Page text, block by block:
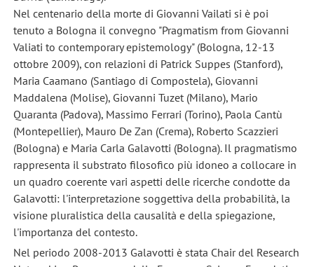
Nel centenario della morte di Giovanni Vailati si è poi
tenuto a Bologna il convegno "Pragmatism from Giovanni
Valiati to contemporary epistemology" (Bologna, 12-13
ottobre 2009), con relazioni di Patrick Suppes (Stanford),
Maria Caamano (Santiago di Compostela), Giovanni
Maddalena (Molise), Giovanni Tuzet (Milano), Mario
Quaranta (Padova), Massimo Ferrari (Torino), Paola Cantù
(Montepellier), Mauro De Zan (Crema), Roberto Scazzieri
(Bologna) e Maria Carla Galavotti (Bologna). Il pragmatismo
rappresenta il substrato filosofico più idoneo a collocare in
un quadro coerente vari aspetti delle ricerche condotte da
Galavotti: l'interpretazione soggettiva della probabilità, la
visione pluralistica della causalità e della spiegazione,
l'importanza del contesto.
Nel periodo 2008-2013 Galavotti è stata Chair del Research